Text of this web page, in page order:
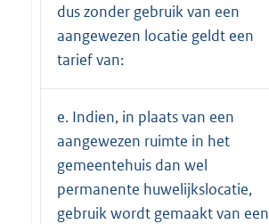
dus zonder gebruik van een
aangewezen locatie geldt een
tarief van:
e. Indien, in plaats van een
aangewezen ruimte in het
gemeentehuis dan wel
permanente huwelijkslocatie,
gebruik wordt gemaakt van een